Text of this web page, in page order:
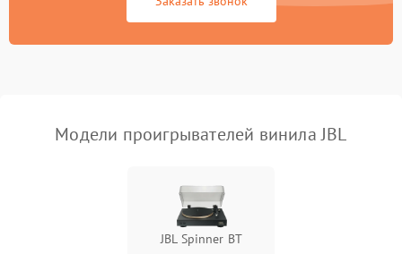
Модели проигрывателей винила JBL
JBL Spinner BT